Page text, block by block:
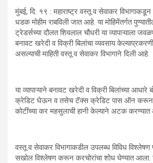
मुंबई, दि. १९ : महाराष्ट्र वस्तू व सेवाकर विभागाकडून
धडक मोहीम राबविली जात आहे. या मोहिमेंतर्गत
ट्रेडर्सच्या दौलत शिवलाल चौधरी या व्यापाऱ्याला
बनावट खरेदी व विक्री बिलांचा व्यवसाय
असल्याची माहिती वस्तू व सेवाकर विभागाने दिली आहे.
या व्यापाऱ्याने बनावट खरेदी व विक्री बिलांच्या
क्रेडिट घेऊन व तसेच टॅक्स क्रेडिट पास ऑन करून
कोटींच्या कर महसुलाची हानी केल्याने अटक
वस्तू व सेवाकर विभागाकडील उपलब्ध विविध विश्लेषण
सखोल विश्लेषण करून करचोरांचा शोध घेण्यात आला.